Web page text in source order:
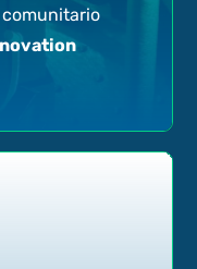
comunitario